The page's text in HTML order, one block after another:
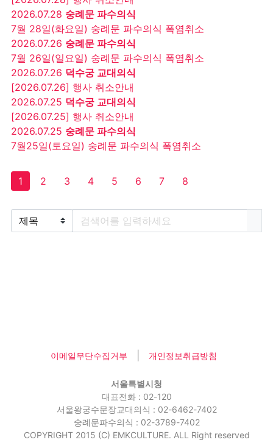
2026.07.28 숭례문 파수의식
7월 28일(화요일) 숭례문 파수의식 폭염취소
2026.07.26 숭례문 파수의식
7월 26일(일요일) 숭례문 파수의식 폭염취소
2026.07.26 덕수궁 교대의식
[2026.07.26] 행사 취소안내
2026.07.25 덕수궁 교대의식
[2026.07.25] 행사 취소안내
2026.07.25 숭례문 파수의식
7월25일(토요일) 숭례문 파수의식 폭염취소
1 2 3 4 5 6 7 8
이메일무단수집거부 개인정보취급방침
서울특별시청
대표전화 : 02-120
서울왕궁수문장교대의식 : 02-6462-7402
숭례문파수의식 : 02-3789-7402
COPYRIGHT 2015 (C) EMKCULTURE. ALL Right reserved